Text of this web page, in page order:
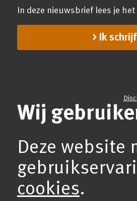
In deze nieuwsbrief lees je
Ik
Wij
Deze website
cookies.